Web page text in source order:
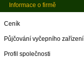
Informace o firmě
Ceník
Půjčování vyčepního zařízení
Profil společnosti